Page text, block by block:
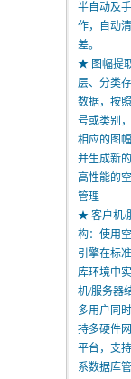
半自动及
作，自动
差。
★ 图幅提
层、分类
数据，按
号或类别
相应的图
并生成新的
高性能的
管理
★ 客户机/
构：使用
引擎在标
库环境中
机/服务器
多用户同
持多硬件
平台，支
系数据库